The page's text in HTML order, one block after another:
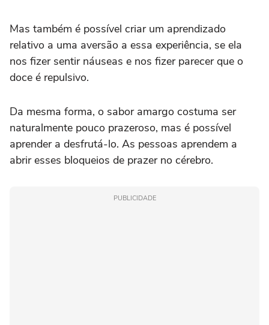
Mas também é possível criar um aprendizado
relativo a uma aversão a essa experiência, se ela
nos fizer sentir náuseas e nos fizer parecer que o
doce é repulsivo.
Da mesma forma, o sabor amargo costuma ser
naturalmente pouco prazeroso, mas é possível
aprender a desfrutá-lo. As pessoas aprendem a
abrir esses bloqueios de prazer no cérebro.
PUBLICIDADE